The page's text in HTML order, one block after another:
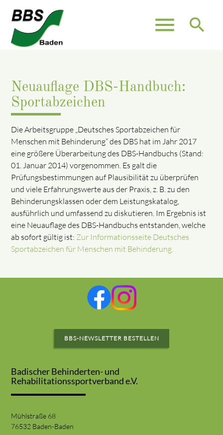
menu search
Neuauflage DBS-Handbuch:
Sportabzeichen
Die Arbeitsgruppe „Deutsches Sportabzeichen für
Menschen mit Behinderung“ des DBS hat im Jahr 2017
eine größere Überarbeitung des DBS-Handbuchs (Stand:
01. Januar 2014) vorgenommen. Es galt die
Prüfungsbestimmungen auf Plausibilität zu überprüfen
und viele Erfahrungswerte aus der Praxis, z. B. zu den
Behinderungsklassen oder dem Leistungskatalog,
ausführlich und umfassend zu diskutieren. Im Ergebnis ist
eine Neuauflage des DBS-Handbuchs entstanden, welche
ab sofort gültig ist: Zur Informationsseite Deutsches
Sportabzeichen für Menschen mit Behinderung.
BBS-NEWSLETTER BESTELLEN
Badischer Behinderten- und
Rehabilitationssportverband e.V.
Mühlstraße 68
76532 Baden-Baden